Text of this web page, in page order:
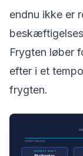
endnu ikke er
Frygten løber
efter i et
frygten.